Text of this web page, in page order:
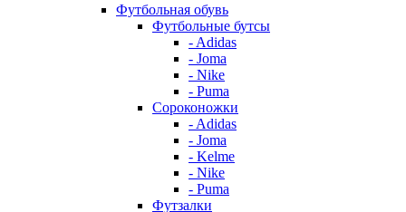
Футбольная обувь
Футбольные бутсы
- Adidas
- Joma
- Nike
- Puma
Сороконожки
- Adidas
- Joma
- Kelme
- Nike
- Puma
Футзалки